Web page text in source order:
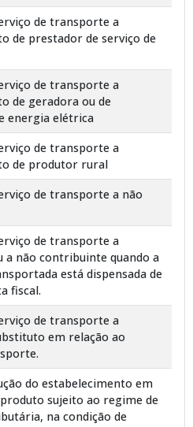
de transporte a
de prestador de serviço de
de transporte a
de geradora ou de
energia elétrica
de transporte a
de produtor rural
de transporte a não
de transporte a
não contribuinte quando a
está dispensada de
fiscal.
de transporte a
em relação ao
do estabelecimento em
sujeito ao regime de
na condição de